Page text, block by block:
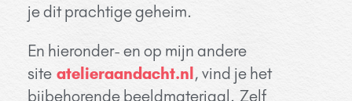
je dit prachtige geheim.
En hieronder- en op mijn andere
site atelieraandacht.nl , vind je het
bijbehorende beeldmateriaal. Zelf